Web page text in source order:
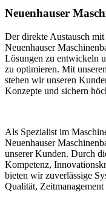
Neuenhauser
Der direkte Austausch
Neuenhauser
Lösungen zu entwickeln
zu optimieren. Mit
stehen wir unseren
Konzepte und sichern
Als Spezialist im
Neuenhauser
unserer Kunden. Durch
Kompetenz,
bieten wir zuverlässige
Qualität,